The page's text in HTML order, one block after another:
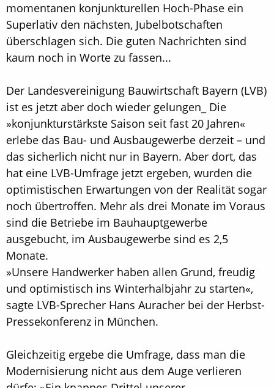
momentanen konjunkturellen Hoch-Phase ein
Superlativ den nächsten, Jubelbotschaften
überschlagen sich. Die guten Nachrichten sind
kaum noch in Worte zu fassen...
Der Landesvereinigung Bauwirtschaft Bayern (LVB)
ist es jetzt aber doch wieder gelungen_ Die
»konjunkturstärkste Saison seit fast 20 Jahren«
erlebe das Bau- und Ausbaugewerbe derzeit – und
das sicherlich nicht nur in Bayern. Aber dort, das
hat eine LVB-Umfrage jetzt ergeben, wurden die
optimistischen Erwartungen von der Realität sogar
noch übertroffen. Mehr als drei Monate im Voraus
sind die Betriebe im Bauhauptgewerbe
ausgebucht, im Ausbaugewerbe sind es 2,5
Monate.
»Unsere Handwerker haben allen Grund, freudig
und optimistisch ins Winterhalbjahr zu starten«,
sagte LVB-Sprecher Hans Auracher bei der Herbst-
Pressekonferenz in München.
Gleichzeitig ergebe die Umfrage, dass man die
Modernisierung nicht aus dem Auge verlieren